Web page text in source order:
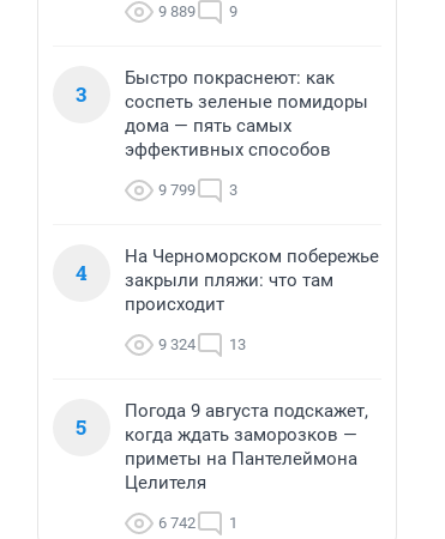
9 889 9
3
Быстро покраснеют: как
соспеть зеленые помидоры
дома — пять самых
эффективных способов
9 799 3
4
На Черноморском побережье
закрыли пляжи: что там
происходит
9 324 13
5
Погода 9 августа подскажет,
когда ждать заморозков —
приметы на Пантелеймона
Целителя
6 742 1